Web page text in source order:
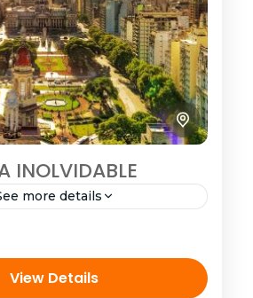
INOLVIDABLE
more details
strong> Buenos Aires
strong> Diarias
diciembre de 2019 TM
View Details